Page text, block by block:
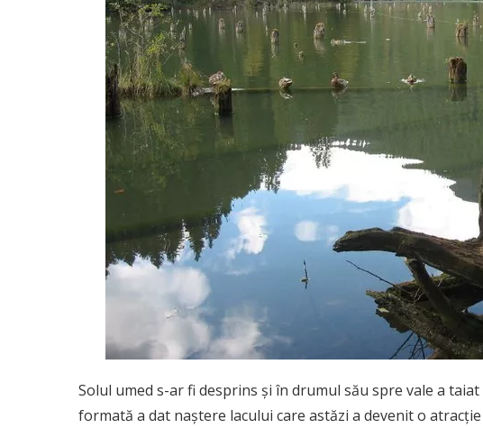
Solul umed s-ar fi desprins și în drumul său spre vale a
formată a dat naștere lacului care astăzi a devenit o